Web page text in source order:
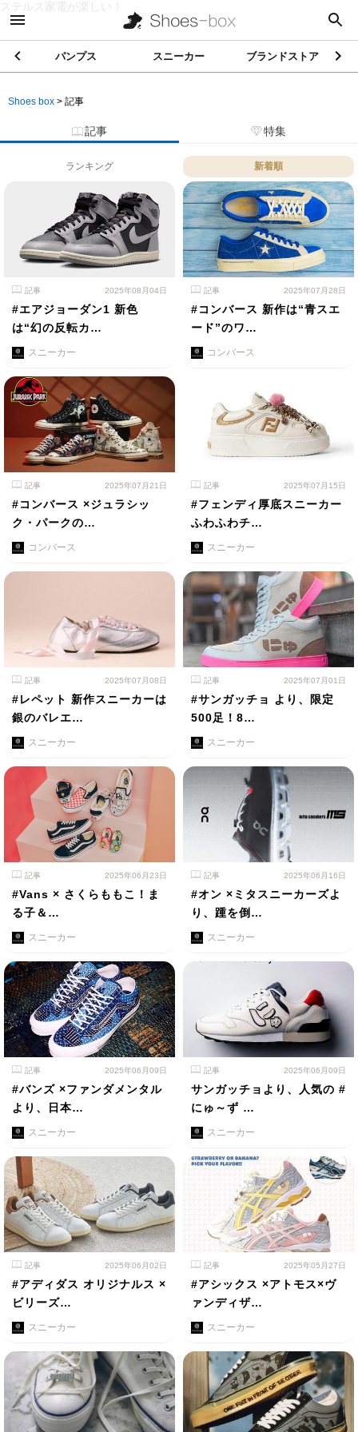
ステルス家電が楽しい！
パンプス スニーカー ブランドストア
Shoes box > 記事
記事 特集
ランキング 新着順
記事 2025年08月04日
#エアジョーダン1 新色
は“幻の反転カ…
スニーカー
記事 2025年07月28日
#コンバース 新作は“青スエ
ード”のワ…
コンバース
記事 2025年07月21日
#コンバース ×ジュラシッ
ク・パークの…
コンバース
記事 2025年07月15日
#フェンディ厚底スニーカー
ふわふわチ…
スニーカー
記事 2025年07月08日
#レペット 新作スニーカーは
銀のバレエ…
スニーカー
記事 2025年07月01日
#サンガッチョ より、限定
500足！8…
スニーカー
記事 2025年06月23日
#Vans × さくらももこ！ま
る子＆…
スニーカー
記事 2025年06月16日
#オン ×ミタスニーカーズよ
り、踵を倒…
スニーカー
記事 2025年06月09日
#バンズ ×ファンダメンタル
より、日本…
スニーカー
記事 2025年06月09日
サンガッチョより、人気の #
にゅ～ず …
スニーカー
記事 2025年06月02日
#アディダス オリジナルス ×
ビリーズ…
スニーカー
記事 2025年05月27日
#アシックス ×アトモス×ヴ
ァンディザ…
スニーカー